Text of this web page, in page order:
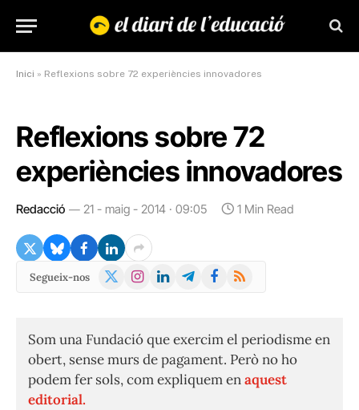
Inici » Reflexions sobre 72 experiències innovadores
Reflexions sobre 72
experiències innovadores
Redacció 21 - maig - 2014 · 09:05 1 Min Read
Segueix-nos
X
Instagram
LinkedInTelegramFacebook
RSS
Som una Fundació que exercim el periodisme en
obert, sense murs de pagament. Però no ho
podem fer sols, com expliquem enaquest
editorial.